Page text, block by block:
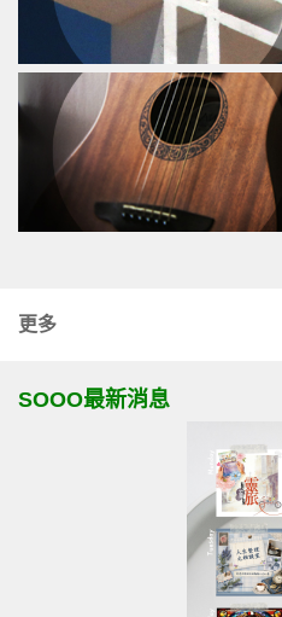
更多
SOOO最新消息